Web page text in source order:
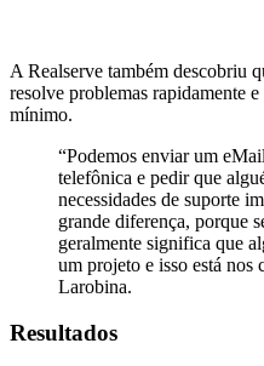
A Realserve também descobriu
resolve problemas rapidamente
mínimo.
“Podemos enviar um
telefônica e pedir que
necessidades de suporte
grande diferença, porque
geralmente significa que
um projeto e isso está nos
Larobina.
Resultados